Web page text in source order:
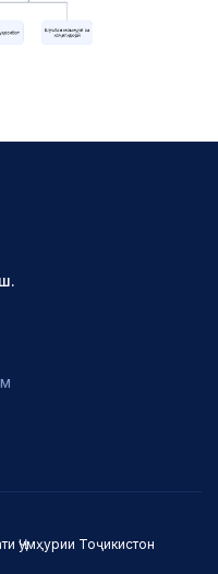
Ҷумҳурии Тоҷикистон